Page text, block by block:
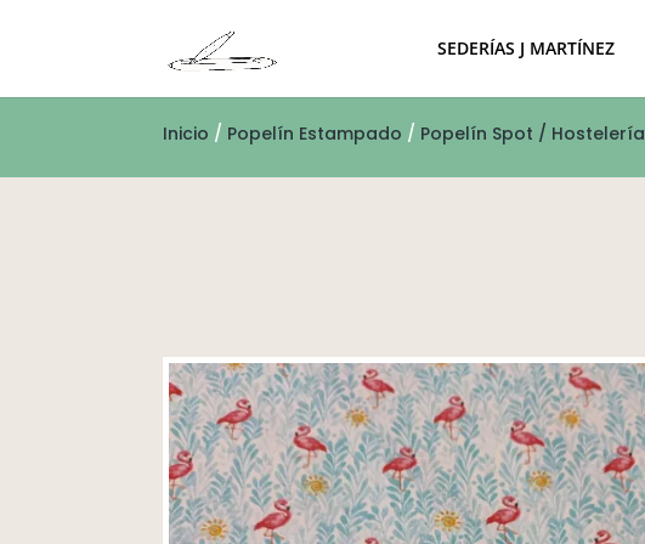
SEDERÍAS J MARTÍNEZ
Inicio / Popelín Estampado / Popelín Spot / Hostelería